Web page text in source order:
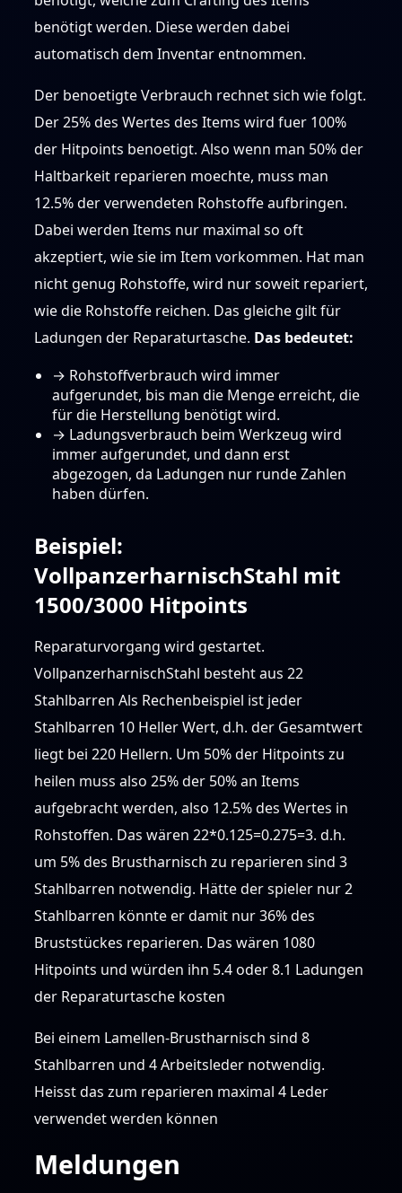
benötigt werden. Diese werden dabei
automatisch dem Inventar entnommen.
Der benoetigte Verbrauch rechnet sich wie folgt.
Der 25% des Wertes des Items wird fuer 100%
der Hitpoints benoetigt. Also wenn man 50% der
Haltbarkeit reparieren moechte, muss man
12.5% der verwendeten Rohstoffe aufbringen.
Dabei werden Items nur maximal so oft
akzeptiert, wie sie im Item vorkommen. Hat man
nicht genug Rohstoffe, wird nur soweit repariert,
wie die Rohstoffe reichen. Das gleiche gilt für
Ladungen der Reparaturtasche. Das bedeutet:
→ Rohstoffverbrauch wird immer
aufgerundet, bis man die Menge erreicht, die
für die Herstellung benötigt wird.
→ Ladungsverbrauch beim Werkzeug wird
immer aufgerundet, und dann erst
abgezogen, da Ladungen nur runde Zahlen
haben dürfen.
Beispiel:
VollpanzerharnischStahl mit
1500/3000 Hitpoints
Reparaturvorgang wird gestartet.
VollpanzerharnischStahl besteht aus 22
Stahlbarren Als Rechenbeispiel ist jeder
Stahlbarren 10 Heller Wert, d.h. der Gesamtwert
liegt bei 220 Hellern. Um 50% der Hitpoints zu
heilen muss also 25% der 50% an Items
aufgebracht werden, also 12.5% des Wertes in
Rohstoffen. Das wären 22*0.125=0.275=3. d.h.
um 5% des Brustharnisch zu reparieren sind 3
Stahlbarren notwendig. Hätte der spieler nur 2
Stahlbarren könnte er damit nur 36% des
Bruststückes reparieren. Das wären 1080
Hitpoints und würden ihn 5.4 oder 8.1 Ladungen
der Reparaturtasche kosten
Bei einem Lamellen-Brustharnisch sind 8
Stahlbarren und 4 Arbeitsleder notwendig.
Heisst das zum reparieren maximal 4 Leder
verwendet werden können
Meldungen